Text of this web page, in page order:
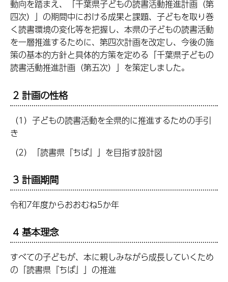
動向を踏まえ、「千葉県子どもの読書活動推進計画（第
四次）」の期間中における成果と課題、子どもを取り巻
く読書環境の変化等を把握し、本県の子どもの読書活動
を一層推進するために、第四次計画を改定し、今後の施
策の基本的方針と具体的方策を定める「千葉県子どもの
読書活動推進計画（第五次）」を策定しました。
2 計画の性格
（1）子どもの読書活動を全県的に推進するための手引
き
（2）「読書県『ちば』」を目指す設計図
3 計画期間
令和7年度からおおむね5か年
4 基本理念
すべての子どもが、本に親しみながら成長していくため
の「読書県『ちば』」の推進